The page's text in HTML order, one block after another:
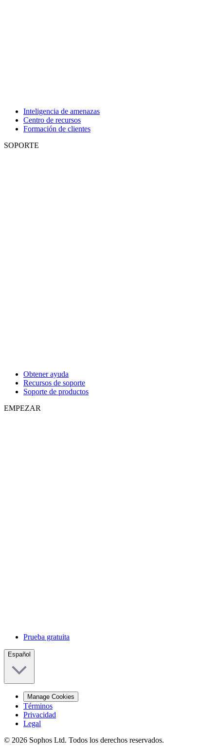
Inteligencia de amenazas
Centro de recursos
Formación de clientes
SOPORTE
Obtener ayuda
Recursos de soporte
Soporte de productos
EMPEZAR
Prueba gratuita
Español
Manage Cookies
Términos
Privacidad
Legal
© 2026 Sophos Ltd. Todos los derechos reservados.